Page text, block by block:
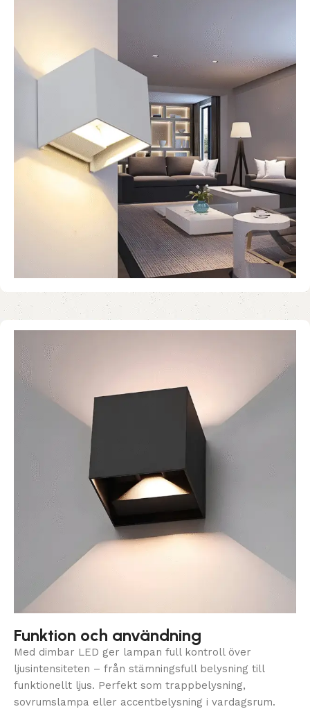
Funktion och användning
Med dimbar LED ger lampan full kontroll över
ljusintensiteten – från stämningsfull belysning till
funktionellt ljus. Perfekt som trappbelysning,
sovrumslampa eller accentbelysning i vardagsrum.